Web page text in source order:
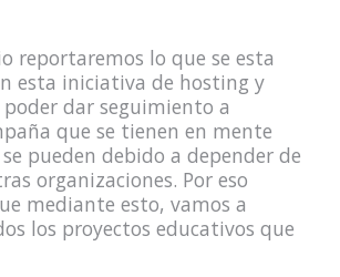
reportaremos lo que se esta
esta iniciativa de hosting y
poder dar seguimiento a
que se tienen en mente
pueden debido a depender de
organizaciones. Por eso
mediante esto, vamos a
los proyectos educativos que